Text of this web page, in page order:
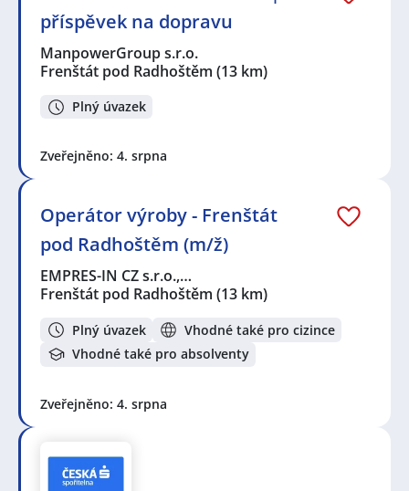
příspěvek na dopravu
ManpowerGroup s.r.o.
Frenštát pod Radhoštěm (13 km)
Plný úvazek
Zveřejněno: 4. srpna
Operátor výroby - Frenštát
pod Radhoštěm (m/ž)
EMPRES-IN CZ s.r.o.,…
Frenštát pod Radhoštěm (13 km)
Plný úvazek
Vhodné také pro cizince
Vhodné také pro absolventy
Zveřejněno: 4. srpna